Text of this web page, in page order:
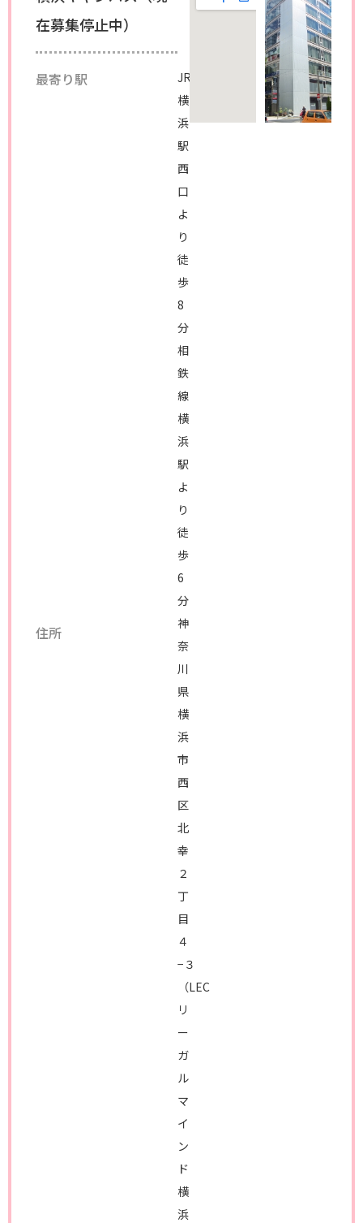
在募集停止中）
最寄り駅
JR
横
浜
駅
西
口
よ
り
徒
歩
8
分
相
鉄
線
横
浜
駅
よ
り
徒
歩
6
分
住所
神
奈
川
県
横
浜
市
西
区
北
幸
２
丁
目
４
−３
（LEC
リ
ー
ガ
ル
マ
イ
ン
ド
横
浜